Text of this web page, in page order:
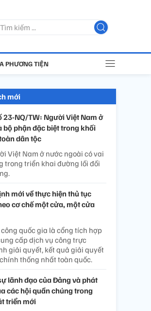
PHƯƠNG TIỆN
mới
23-NQ/TW: Người Việt Nam ở
bộ phận đặc biệt trong khối
dân tộc
Việt Nam ở nước ngoài có vai
trong triển khai đường lối đối
mới về thực hiện thủ tục
cơ chế một cửa, một cửa
quốc gia là cổng tích hợp
cấp dịch vụ công trực
giải quyết, kết quả giải quyết
thống nhất toàn quốc.
lãnh đạo của Đảng và phát
các hội quần chúng trong
triển mới